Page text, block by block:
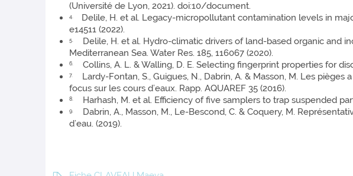
(Université de Lyon, 2021). doi:10/document.
4.
Delile, H. et al. Legacy-micropollutant contamination levels in
e14511 (2022).
5.
Delile, H. et al. Hydro-climatic drivers of land-based organic and
Mediterranean Sea. Water Res. 185, 116067 (2020).
6. Collins, A. L. & Walling, D. E. Selecting fingerprint properties for
7.
Lardy-Fontan, S., Guigues, N., Dabrin, A. & Masson, M. Les
focus sur les cours d’eaux. Rapp. AQUAREF 35 (2016).
8. Harhash, M. et al. Efficiency of five samplers to trap suspended
9.
Dabrin, A., Masson, M., Le-Bescond, C. & Coquery, M.
d’eau. (2019).